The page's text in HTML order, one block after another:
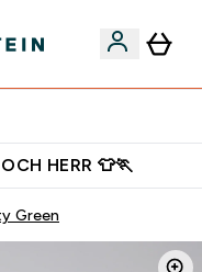
HERR 👕🏃
Green